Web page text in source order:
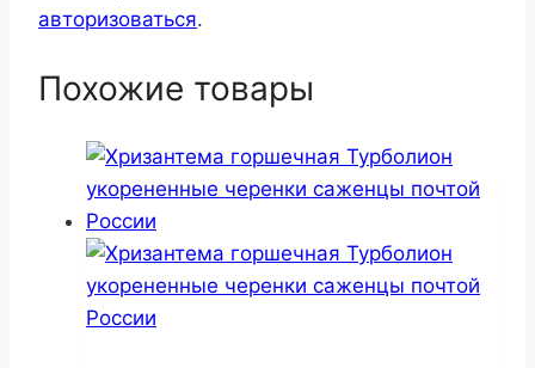
авторизоваться.
Похожие товары